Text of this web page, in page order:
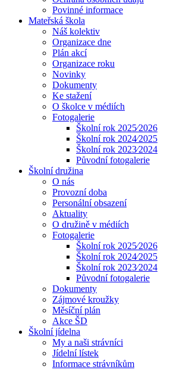
Povinné informace
Mateřská škola
Náš kolektiv
Organizace dne
Plán akcí
Organizace roku
Novinky
Dokumenty
Ke stažení
O školce v médiích
Fotogalerie
Školní rok 2025⁄2026
Školní rok 2024⁄2025
Školní rok 2023⁄2024
Původní fotogalerie
Školní družina
O nás
Provozní doba
Personální obsazení
Aktuality
O družině v médiích
Fotogalerie
Školní rok 2025⁄2026
Školní rok 2024⁄2025
Školní rok 2023⁄2024
Původní fotogalerie
Dokumenty
Zájmové kroužky
Měsíční plán
Akce ŠD
Školní jídelna
My a naši strávníci
Jídelní lístek
Informace strávníkům